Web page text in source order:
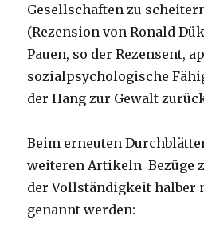
Gesellschaften zu
(Rezension von Ronald
Pauen, so der Rezensent,
sozialpsychologische
der Hang zur Gewalt
Beim erneuten
weiteren Artikeln Bezüge
der Vollständigkeit halber
genannt werden: